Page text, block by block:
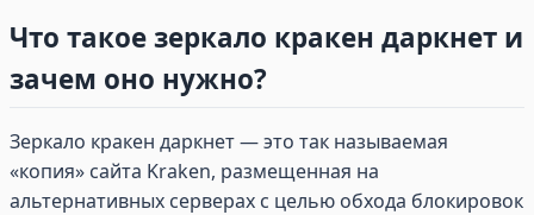
Что такое зеркало кракен даркнет и
зачем оно нужно?
Зеркало кракен даркнет — это так называемая
«копия» сайта Kraken, размещенная на
альтернативных серверах с целью обхода блокировок